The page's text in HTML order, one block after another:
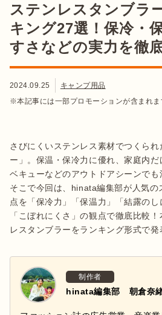
ステンレスタンブラ
キング27選！保冷・
すさなどの実力を徹
2024.09.25
キャンプ用品
※本記事には一部プロモーションが含まれま
さびにくいステンレス素材でつくら
ー」。保温・保冷力に優れ、家庭内
ベキューなどのアウトドアシーンでも
そこで今回は、hinata編集部が人気の
点を「保冷力」「保温力」「結露のし
「こぼれにくさ」の観点で徹底比較
レスタンブラーをランキング形式で発
制作者
hinata編集部 朝倉奈